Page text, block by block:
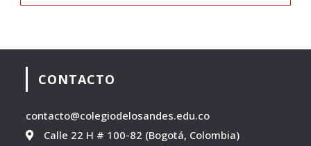
CONTACTO
contacto@colegiodelosandes.edu.co
Calle 22 H # 100-82 (Bogotá, Colombia)